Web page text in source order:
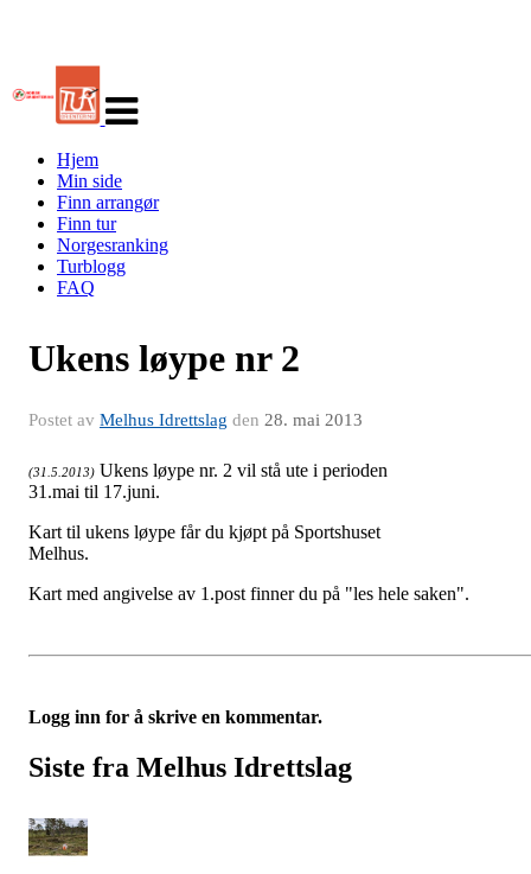
navigasjon
Hjem
Min side
Finn arrangør
Finn tur
Norgesranking
Turblogg
FAQ
Ukens løype nr 2
Postet av Melhus Idrettslag den 28. mai 2013
(31.5.2013) Ukens løype nr. 2 vil stå ute i perioden
31.mai til 17.juni.
Kart til ukens løype får du kjøpt på Sportshuset
Melhus.
Kart med angivelse av 1.post finner du på "les hele saken".
Logg inn for å skrive en kommentar.
Siste fra Melhus Idrettslag